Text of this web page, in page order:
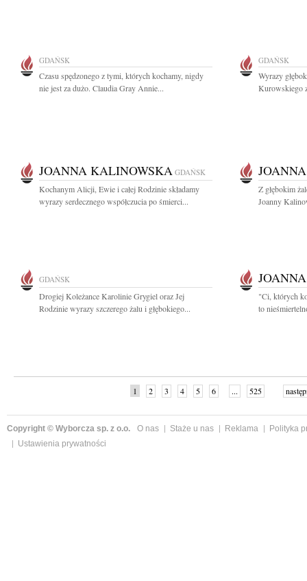
GDAŃSK
Czasu spędzonego z tymi, których kochamy, nigdy
nie jest za dużo. Claudia Gray Annie...
GDAŃSK
Wyrazy
Kurowskiego
JOANNA KALINOWSKA GDAŃSK
Kochanym Alicji, Ewie i całej Rodzinie składamy
wyrazy serdecznego współczucia po śmierci...
Z głębokim
Joanny
GDAŃSK
Drogiej Koleżance Karolinie Grygiel oraz Jej
Rodzinie wyrazy szczerego żalu i głębokiego...
"Ci, których
to
1 2 3 4 5 6 ... 525
Copyright © Wyborcza sp. z o.o. O nas Staże u nas Reklama
Polityka
Ustawienia prywatności